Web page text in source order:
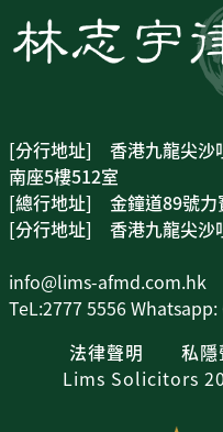
[分行地址] 香港九龍尖沙
南座5樓512室
[總行地址] 金鐘道89號力
[分行地址] 香港九龍尖沙
info@lims-afmd.com.hk
TeL:2777 5556
法律聲明
私
Lims Solicitors